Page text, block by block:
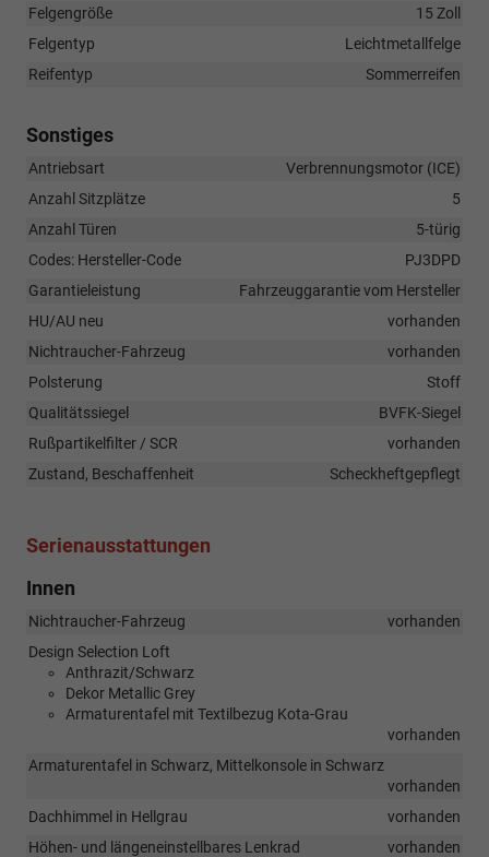
Felgengröße
15 Zoll
Felgentyp
Leichtmetallfelge
Reifentyp
Sommerreifen
Sonstiges
Antriebsart
Verbrennungsmotor (ICE)
Anzahl Sitzplätze
5
Anzahl Türen
5-türig
Codes: Hersteller-Code
PJ3DPD
Garantieleistung
Fahrzeuggarantie vom Hersteller
HU/AU neu
vorhanden
Nichtraucher-Fahrzeug
vorhanden
Polsterung
Stoff
Qualitätssiegel
BVFK-Siegel
Rußpartikelfilter / SCR
vorhanden
Zustand, Beschaffenheit
Scheckheftgepflegt
Serienausstattungen
Innen
Nichtraucher-Fahrzeug
vorhanden
Design Selection Loft
Anthrazit/Schwarz
Dekor Metallic Grey
Armaturentafel mit Textilbezug Kota-Grau
vorhanden
Armaturentafel in Schwarz, Mittelkonsole in Schwarz
vorhanden
Dachhimmel in Hellgrau
vorhanden
Höhen- und längeneinstellbares Lenkrad
vorhanden